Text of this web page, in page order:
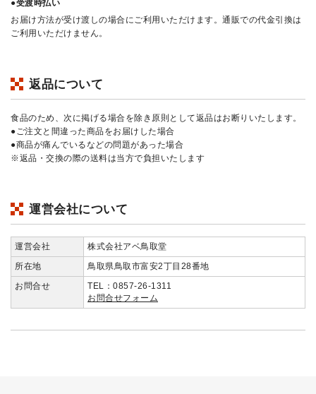
●受渡時払い
お届け方法が受け渡しの場合にご利用いただけます。通販での代金引換は
ご利用いただけません。
返品について
食品のため、次に掲げる場合を除き原則として返品はお断りいたします。
●ご注文と間違った商品をお届けした場合
●商品が痛んでいるなどの問題があった場合
※返品・交換の際の送料は当方で負担いたします
運営会社について
運営会社
株式会社アベ鳥取堂
所在地
鳥取県鳥取市富安2丁目28番地
お問合せ
TEL：0857-26-1311
お問合せフォーム